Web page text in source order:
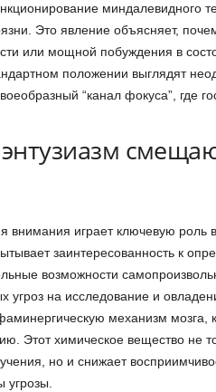
миндалевидного
Это явление объясняет,
или мощной побуждения в
положении выглядят
“канал фокуса”, где
энтузиазм
внимания играет ключевую роль
заинтересованность к
возможности
угроз на исследование и
механизм мозга,
Этот химическое вещество не
но и снижает